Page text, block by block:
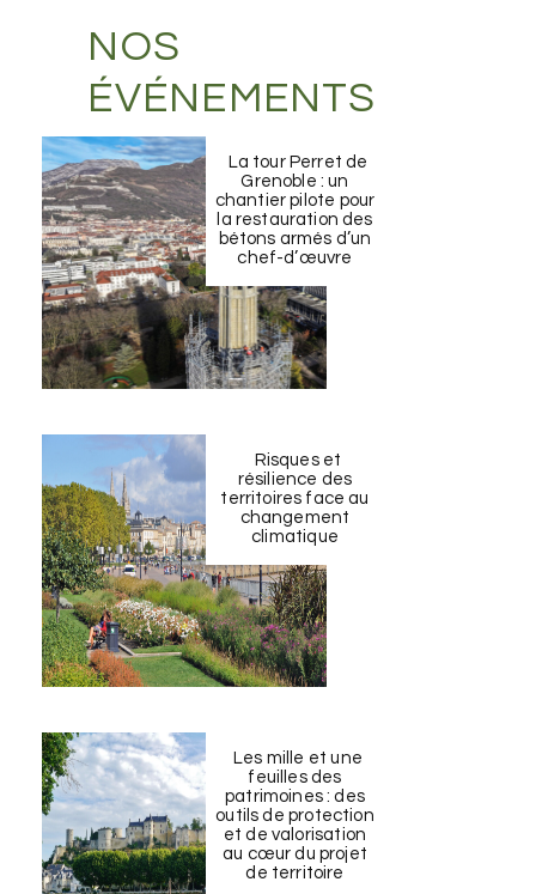
NOS
ÉVÉNEMENTS
La tour Perret de
Grenoble : un
chantier pilote pour
la restauration des
bétons armés d’un
chef-d’œuvre
Risques et
résilience des
territoires face au
changement
climatique
Les mille et une
feuilles des
patrimoines : des
outils de protection
et de valorisation
au cœur du projet
de territoire